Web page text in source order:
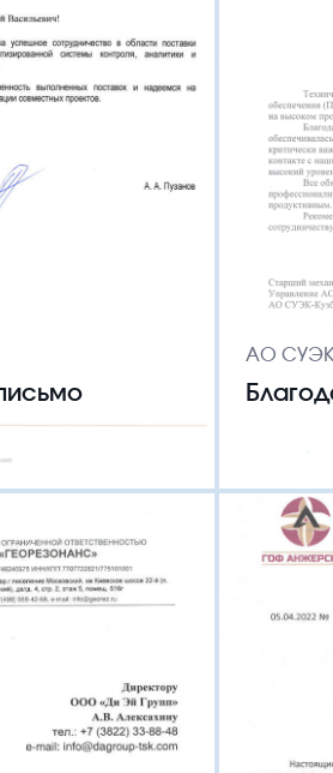
Контакты
+7
г.
АО СУЭК